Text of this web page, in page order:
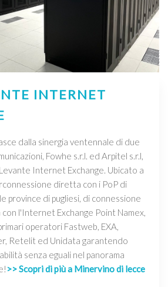
INTERNET
dalla sinergia ventennale di due
Fowhe s.r.l. ed Arpitel s.r.l,
Internet Exchange. Ubicato a
diretta con i PoP di
province di pugliesi, di connessione
l'Internet Exchange Point Namex,
operatori Fastweb, EXA,
Retelit ed Unidata garantendo
senza eguali nel panorama
>> Scopri di più a Minervino di lecce